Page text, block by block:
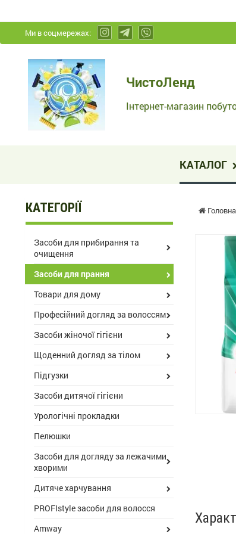
Ми в соцмережах:
ЧистоЛенд
-
Інтернет-
магазин
косметики
ЧистоЛенд
Інтернет-магазин
КАТАЛОГ
Головна
КАТЕГОРІЇ
Засоби для прибирання та
очищення
Засоби для прання
Товари для дому
Професійний догляд за волоссям
Засоби жіночої гігієни
Щоденний догляд за тілом
Підгузки
Засоби дитячої гігієни
Урологічні прокладки
Пелюшки
Засоби для догляду за лежачими
хворими
Дитяче харчування
PROFIstyle засоби для волосся
Amway